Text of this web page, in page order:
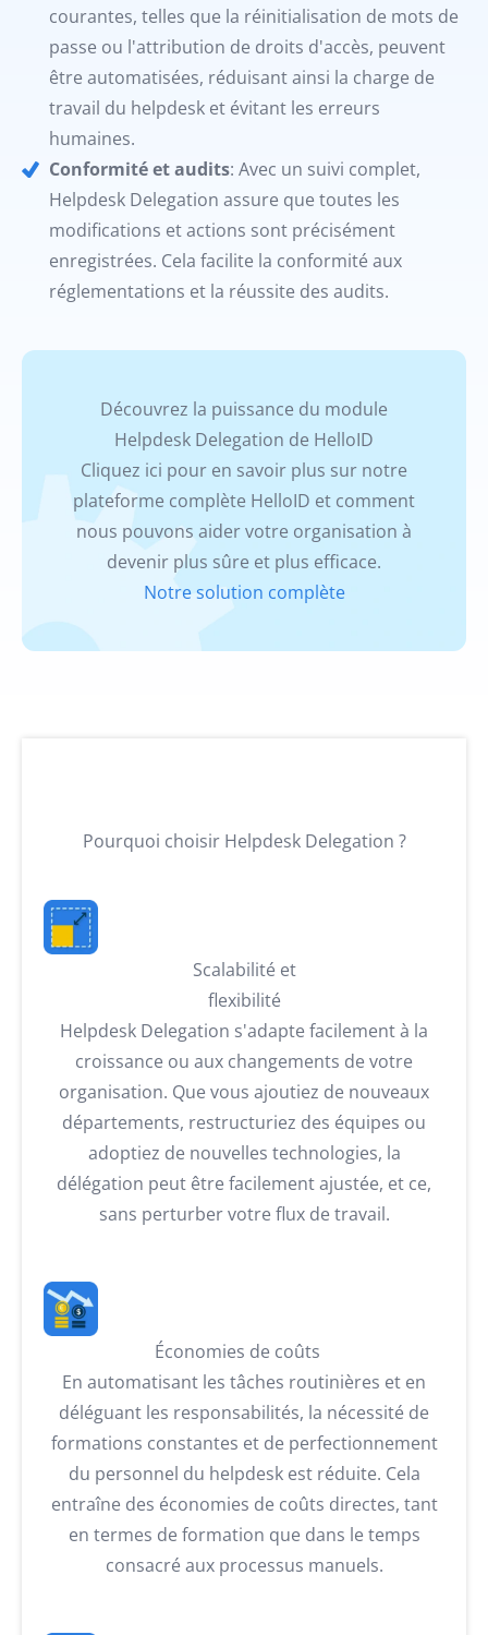
courantes, telles que la réinitialisation de mots de
passe ou l'attribution de droits d'accès, peuvent
être automatisées, réduisant ainsi la charge de
travail du helpdesk et évitant les erreurs
humaines.
Conformité et audits: Avec un suivi complet,
Helpdesk Delegation assure que toutes les
modifications et actions sont précisément
enregistrées. Cela facilite la conformité aux
réglementations et la réussite des audits.
Découvrez la puissance du module
Helpdesk Delegation de HelloID
Cliquez ici pour en savoir plus sur notre
plateforme complète HelloID et comment
nous pouvons aider votre organisation à
devenir plus sûre et plus efficace.
Notre solution complète
Pourquoi choisir Helpdesk Delegation ?
Scalabilité et
flexibilité
Helpdesk Delegation s'adapte facilement à la
croissance ou aux changements de votre
organisation. Que vous ajoutiez de nouveaux
départements, restructuriez des équipes ou
adoptiez de nouvelles technologies, la
délégation peut être facilement ajustée, et ce,
sans perturber votre flux de travail.
Économies de coûts⠀
En automatisant les tâches routinières et en
déléguant les responsabilités, la nécessité de
formations constantes et de perfectionnement
du personnel du helpdesk est réduite. Cela
entraîne des économies de coûts directes, tant
en termes de formation que dans le temps
consacré aux processus manuels.